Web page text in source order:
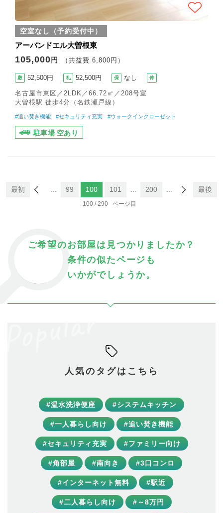
空室なし（予約受付中）
アーバンドエル大曽根東
105,000 円 （共益費 6,800円）
敷 52,500円 礼 52,500円 保 なし 仲
名古屋市東区／2LDK／66.72㎡／208号室
大曽根駅 徒歩4分（名鉄瀬戸線）
#追い焚き機能 #セキュリティ充実 #ウォークインクローゼット
駐車場 空あり
100 / 290
最初 99 100 101 200 最後
ご希望のお部屋は見つかりましたか？
条件の似たページも
いかがでしょうか。
人気のタグはこちら
#温水洗浄便座 #システムキッチン
#一人暮らし向け #追い焚き機能
#セキュリティ充実 #ファミリー向け
#角部屋 #南向き #3口コンロ
#インターネット無料 #駅近
#二人暮らし向け #～8万円